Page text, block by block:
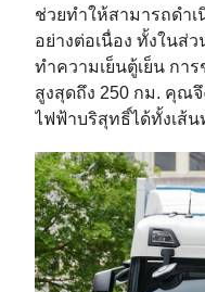
ช่วยทำให้สามารถดำ
อย่างต่อเนื่อง ทั้งในส่
ทำความเย็นตู้เย็น กา
สูงสุดถึง 250 กม. คุณ
ไฟฟ้าบริสุทธิ์ได้ทั้งเส้น